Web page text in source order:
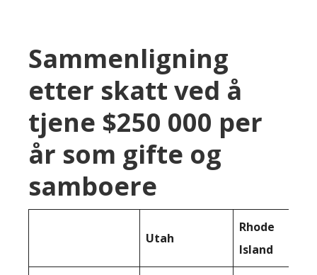
Sammenligning
etter skatt ved å
tjene $250 000 per
år som gifte og
samboere
Utah
Rhode
Island